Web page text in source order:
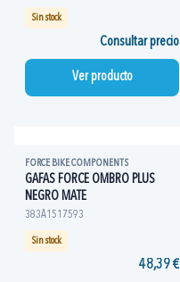
Sin stock
Consultar precio
Ver producto
FORCE BIKE COMPONENTS
GAFAS FORCE OMBRO PLUS
NEGRO MATE
383A1517593
Sin stock
48,39 €